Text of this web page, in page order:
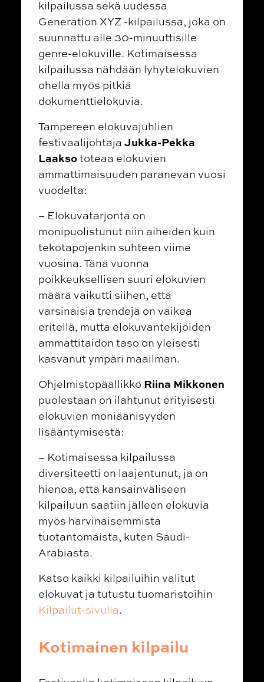
kilpailussa sekä uudessa
Generation XYZ -kilpailussa, joka on
suunnattu alle 30-minuuttisille
genre-elokuville. Kotimaisessa
kilpailussa nähdään lyhytelokuvien
ohella myös pitkiä
dokumenttielokuvia.
Tampereen elokuvajuhlien
festivaalijohtaja Jukka-Pekka
Laaksototeaa elokuvien
ammattimaisuuden paranevan vuosi
vuodelta:
– Elokuvatarjonta on
monipuolistunut niin aiheiden kuin
tekotapojenkin suhteen viime
vuosina. Tänä vuonna
poikkeuksellisen suuri elokuvien
määrä vaikutti siihen, että
varsinaisia trendejä on vaikea
eritellä, mutta elokuvantekijöiden
ammattitaidon taso on yleisesti
kasvanut ympäri maailman.
Ohjelmistopäällikkö Riina Mikkonen
puolestaan on ilahtunut erityisesti
elokuvien moniäänisyyden
lisääntymisestä:
– Kotimaisessa kilpailussa
diversiteetti on laajentunut, ja on
hienoa, että kansainväliseen
kilpailuun saatiin jälleen elokuvia
myös harvinaisemmista
tuotantomaista, kuten Saudi-
Arabiasta.
Katso kaikki kilpailuihin valitut
elokuvat ja tutustu tuomaristoihin
Kilpailut-sivulla.
Kotimainen kilpailu